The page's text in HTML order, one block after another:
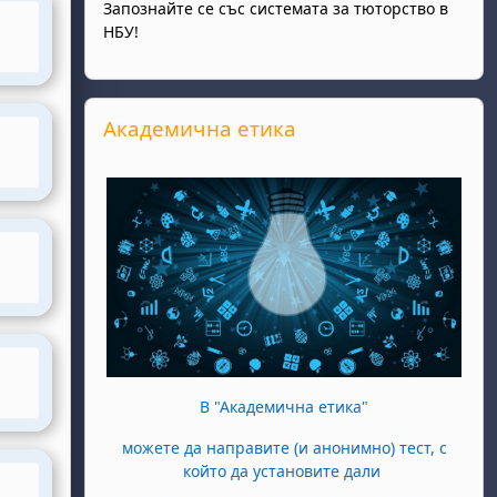
Запознайте се със системата за тюторство в
НБУ!
Salta Академична етика
Академична етика
В "Академична етика"
можете да направите (и анонимно) тест, с
който да установите дали